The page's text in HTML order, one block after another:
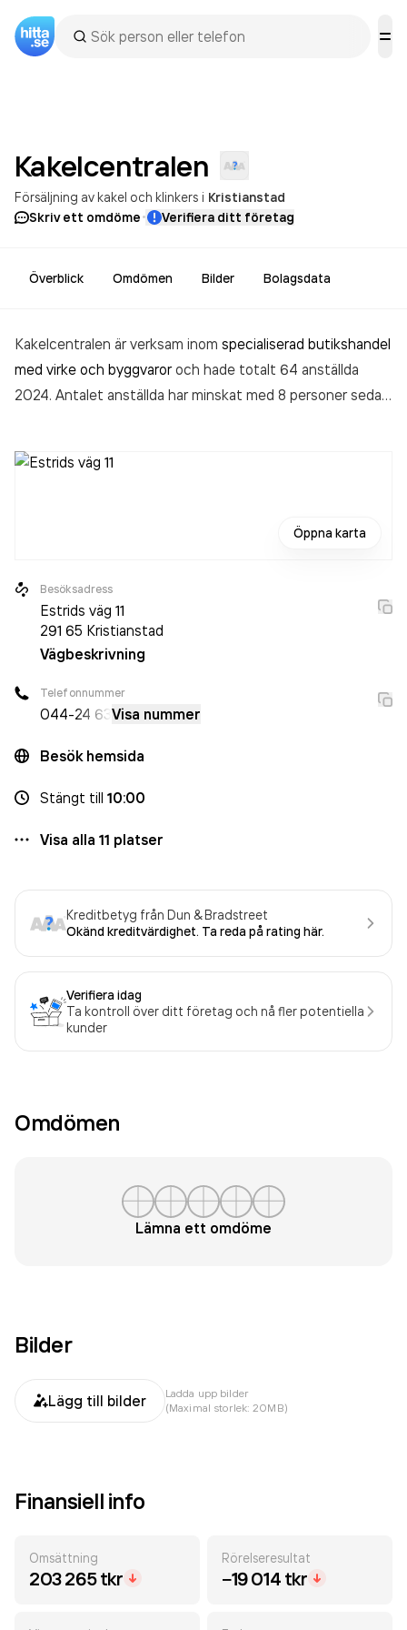
Kakelcentralen
Försäljning av kakel och klinkers i Kristianstad
Skriv ett omdöme· Verifiera ditt företag
Överblick Omdömen Bilder Bolagsdata
Kakelcentralen är verksam inom specialiserad butikshandel
med virke och byggvaroroch hade totalt 64 anställda
2024. Antalet anställda har minskat med 8 personer sedan
omsatte 203 265 000,00 kr
Öppna karta
Besöksadress
Estrids väg 11
291 65 Kristianstad
Vägbeskrivning
Telefonnummer
044-24 63 Visa nummer
Besök hemsida
Stängt till 10:00
Visa alla 11 platser
Kreditbetyg från Dun & Bradstreet
Okänd kreditvärdighet. Ta reda på rating här.
Verifiera idag
Ta kontroll över ditt företag och nå fler potentiella
kunder
Omdömen
Lämna ett omdöme
Bilder
Lägg till bilder
Ladda upp bilder
(Maximal storlek: 20MB)
Finansiell info
Omsättning
203 265 tkr
Rörelseresultat
−19 014 tkr